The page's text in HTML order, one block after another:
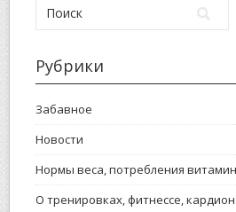
Рубрики
Забавное
Новости
Нормы веса, потребления
О тренировках, фитнессе,